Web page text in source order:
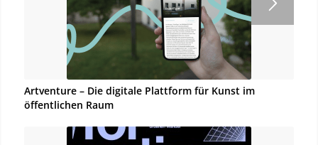
Artventure – Die digitale Plattform für Kunst im
öffentlichen Raum